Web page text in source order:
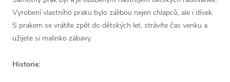
Vyrobení vlastního praku bylo zálibou nejen chlapců, ale i dívek.
S prakem se vrátíte zpět do dětských let, strávíte čas venku a
užijete si malinko zábavy.
Historie: